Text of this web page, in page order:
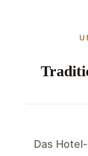
Das